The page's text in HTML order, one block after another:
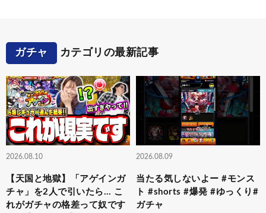
ガチャ カテゴリの最新記事
2026.08.10
【天国と地獄】「アゲインガ
チャ」を2人で引いたら… こ
れがガチャの格差って奴です
2026.08.09
当たる気しないよー #モンス
ト #shorts #爆発 #ゆっくり#
ガチャ